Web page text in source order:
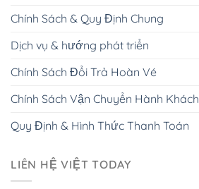
Chính Sách & Quy Định Chung
Dịch vụ & hướng phát triển
Chính Sách Đổi Trả Hoàn Vé
Chính Sách Vận Chuyển Hành Khách
Quy Định & Hình Thức Thanh Toán
LIÊN HỆ VIỆT TODAY